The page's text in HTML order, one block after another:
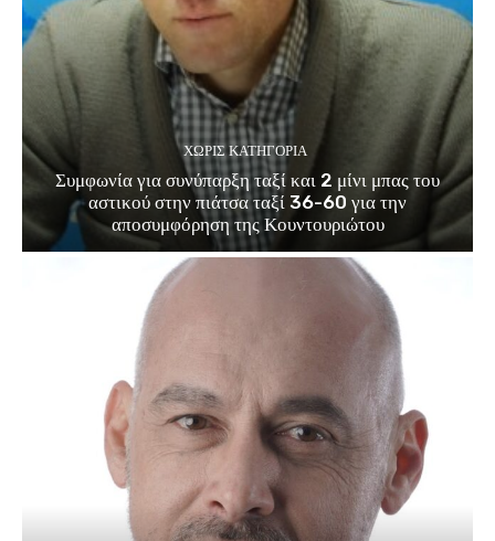
ΧΩΡΊΣ ΚΑΤΗΓΟΡΊΑ
Συμφωνία για συνύπαρξη ταξί και 2 μίνι μπας του
αστικού στην πιάτσα ταξί 36-60 για την
αποσυμφόρηση της Κουντουριώτου